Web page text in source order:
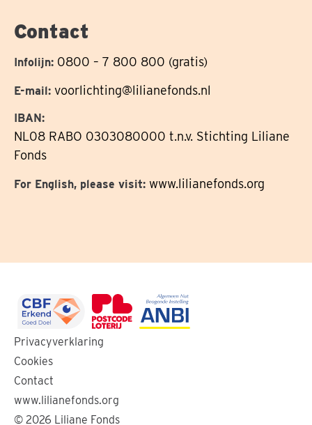
Contact
Infolijn: 0800 – 7 800 800 (gratis)
E-mail: voorlichting@lilianefonds.nl
IBAN:
NL08 RABO 0303080000 t.n.v. Stichting Liliane
Fonds
For English, please visit: www.lilianefonds.org
Ga
naar
de
website
van
Ga
website
van
Privacyverklaring
Cookies
Contact
www.lilianefonds.org
© 2026 Liliane Fonds